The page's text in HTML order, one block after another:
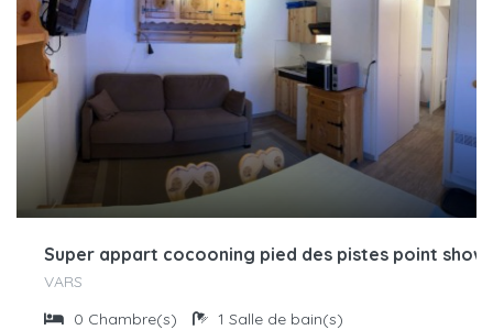
Super appart cocooning pied des pistes point show
VARS
0 Chambre(s) 1 Salle de bain(s)